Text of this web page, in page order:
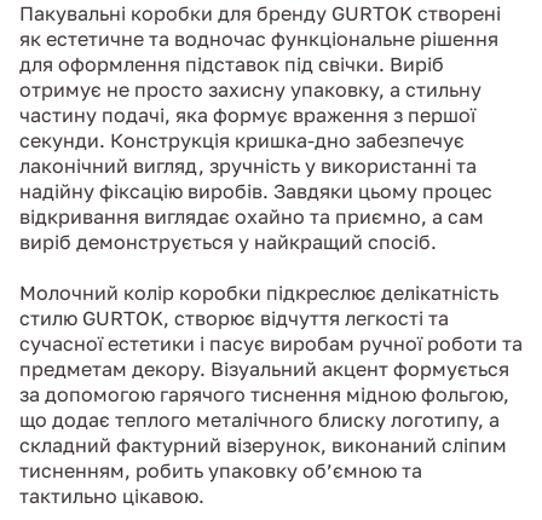
Пакувальні коробки для бренду GURTOK створені
як естетичне та водночас функціональне рішення
для оформлення підставок під свічки. Виріб
отримує не просто захисну упаковку, а стильну
частину подачі, яка формує враження з першої
секунди. Конструкція кришка-дно забезпечує
лаконічний вигляд, зручність у використанні та
надійну фіксацію виробів. Завдяки цьому процес
відкривання виглядає охайно та приємно, а сам
виріб демонструється у найкращий спосіб.
Молочний колір коробки підкреслює делікатність
стилю GURTOK, створює відчуття легкості та
сучасної естетики і пасує виробам ручної роботи та
предметам декору. Візуальний акцент формується
за допомогою гарячого тиснення мідною фольгою,
що додає теплого металічного блиску логотипу, а
складний фактурний візерунок, виконаний сліпим
тисненням, робить упаковку об’ємною та
тактильно цікавою.